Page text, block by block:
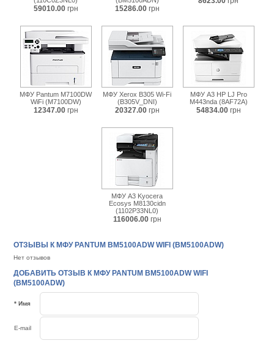
59010.00 грн 15286.00 грн
МФУ Pantum M7100DW
WiFi (M7100DW)
12347.00 грн
МФУ Xerox B305 Wi-Fi
(B305V_DNI)
20327.00 грн
МФУ А3 HP LJ Pro
M443nda (8AF72A)
54834.00 грн
МФУ А3 Kyocera
Ecosys M8130cidn
(1102P33NL0)
116006.00 грн
ОТЗЫВЫ К МФУ PANTUM BM5100ADW WIFI (BM5100ADW)
Нет отзывов
ДОБАВИТЬ ОТЗЫВ К МФУ PANTUM BM5100ADW WIFI
(BM5100ADW)
* Имя
E-mail